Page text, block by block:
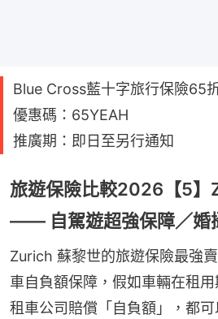
Blue Cross藍十字旅行保險65
優惠碼：65YEAH
推廣期：即日至另行通知
旅遊保險比較2026【5】
—— 自駕遊超強保障／婚
Zurich 蘇黎世的旅遊保險最強
車自負額保障，假如車輛在租
租車公司賠償「自負額」，都